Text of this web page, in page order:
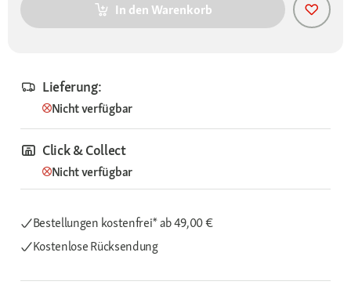
In den Warenkorb
Lieferung:
Nicht verfügbar
Click & Collect
Nicht verfügbar
Bestellungen kostenfrei*ab 49,00 €
Kostenlose Rücksendung